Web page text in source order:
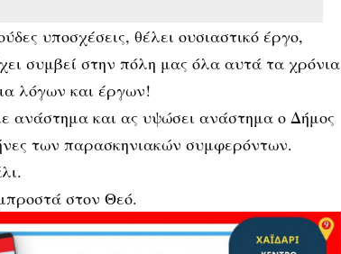
υποσχέσεις, θέλει ουσιαστικό έργο,
συμβεί στην πόλη μας όλα αυτά τα χρόνια
λόγων και έργων!
ανάστημα και ας υψώσει ανάστημα ο Δήμος
των παρασκηνιακών συμφερόντων.
στον Θεό.